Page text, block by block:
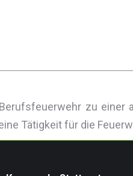
zu einer
Tätigkeit für die